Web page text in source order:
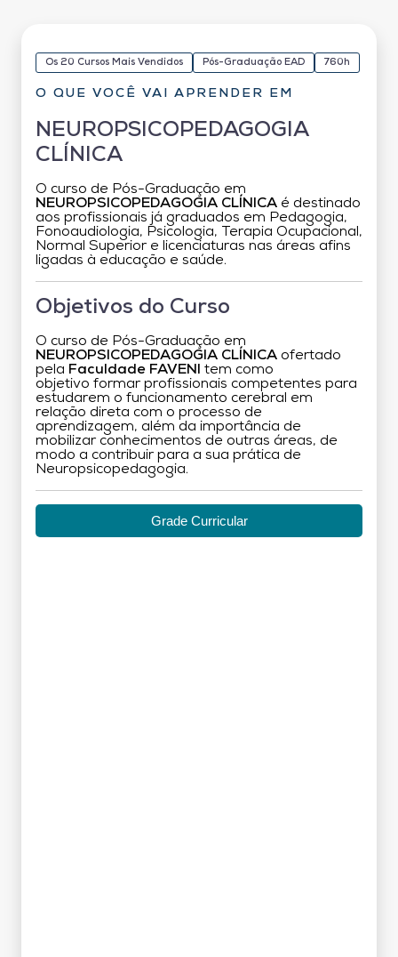
Os 20 Cursos Mais Vendidos Pós-Graduação EAD 760h
O QUE VOCÊ VAI APRENDER EM
NEUROPSICOPEDAGOGIA
CLÍNICA
O curso de Pós-Graduação em
NEUROPSICOPEDAGOGIA CLÍNICA é destinado
aos profissionais já graduados em Pedagogia,
Fonoaudiologia, Psicologia, Terapia Ocupacional,
Normal Superior e licenciaturas nas áreas afins
ligadas à educação e saúde.
Objetivos do Curso
O curso de Pós-Graduação em
NEUROPSICOPEDAGOGIA CLÍNICA ofertado
pela Faculdade FAVENI
tem como
objetivo formar profissionais competentes para
estudarem o funcionamento cerebral em
relação direta com o processo de
aprendizagem, além da importância de
mobilizar conhecimentos de outras áreas, de
modo a contribuir para a sua prática de
Neuropsicopedagogia.
Grade Curricular